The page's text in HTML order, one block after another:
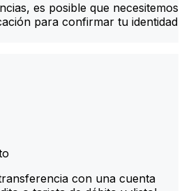
es posible que necesitemos
para confirmar tu identidad
con una cuenta